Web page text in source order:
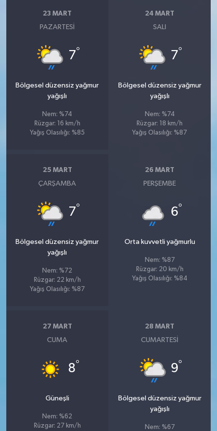
23 MART
PAZARTESI
7°
Bölgesel düzensiz yağmur
yağışlı
Nem: %74
Rüzgar: 16 km/h
Yağış Olasılığı: %85
24 MART
SALI
7°
Bölgesel düzensiz yağmur
yağışlı
Nem: %74
Rüzgar: 18 km/h
Yağış Olasılığı: %87
25 MART
ÇARŞAMBA
7°
Bölgesel düzensiz yağmur
yağışlı
Nem: %72
Rüzgar: 22 km/h
Yağış Olasılığı: %87
26 MART
PERŞEMBE
6°
Orta kuvvetli yağmurlu
Nem: %87
Rüzgar: 20 km/h
Yağış Olasılığı: %84
27 MART
CUMA
8°
Güneşli
Nem: %62
Rüzgar: 27 km/h
28 MART
CUMARTESI
9°
Bölgesel düzensiz yağmur
yağışlı
Nem: %67